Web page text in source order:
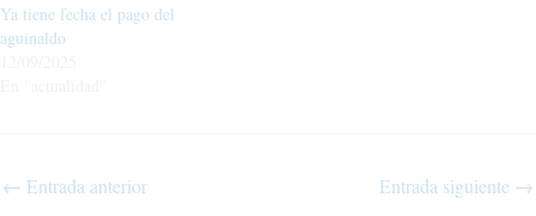
Ya tiene fecha el pago del
aguinaldo
← Entrada anterior Entrada siguiente →